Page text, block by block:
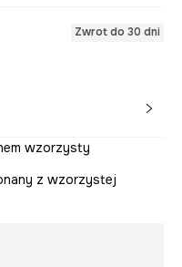
Zwrot do 30 dni
wzorzysty
z wzorzystej